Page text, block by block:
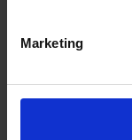
Marketing